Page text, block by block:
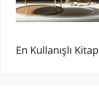
En Kullanışlı